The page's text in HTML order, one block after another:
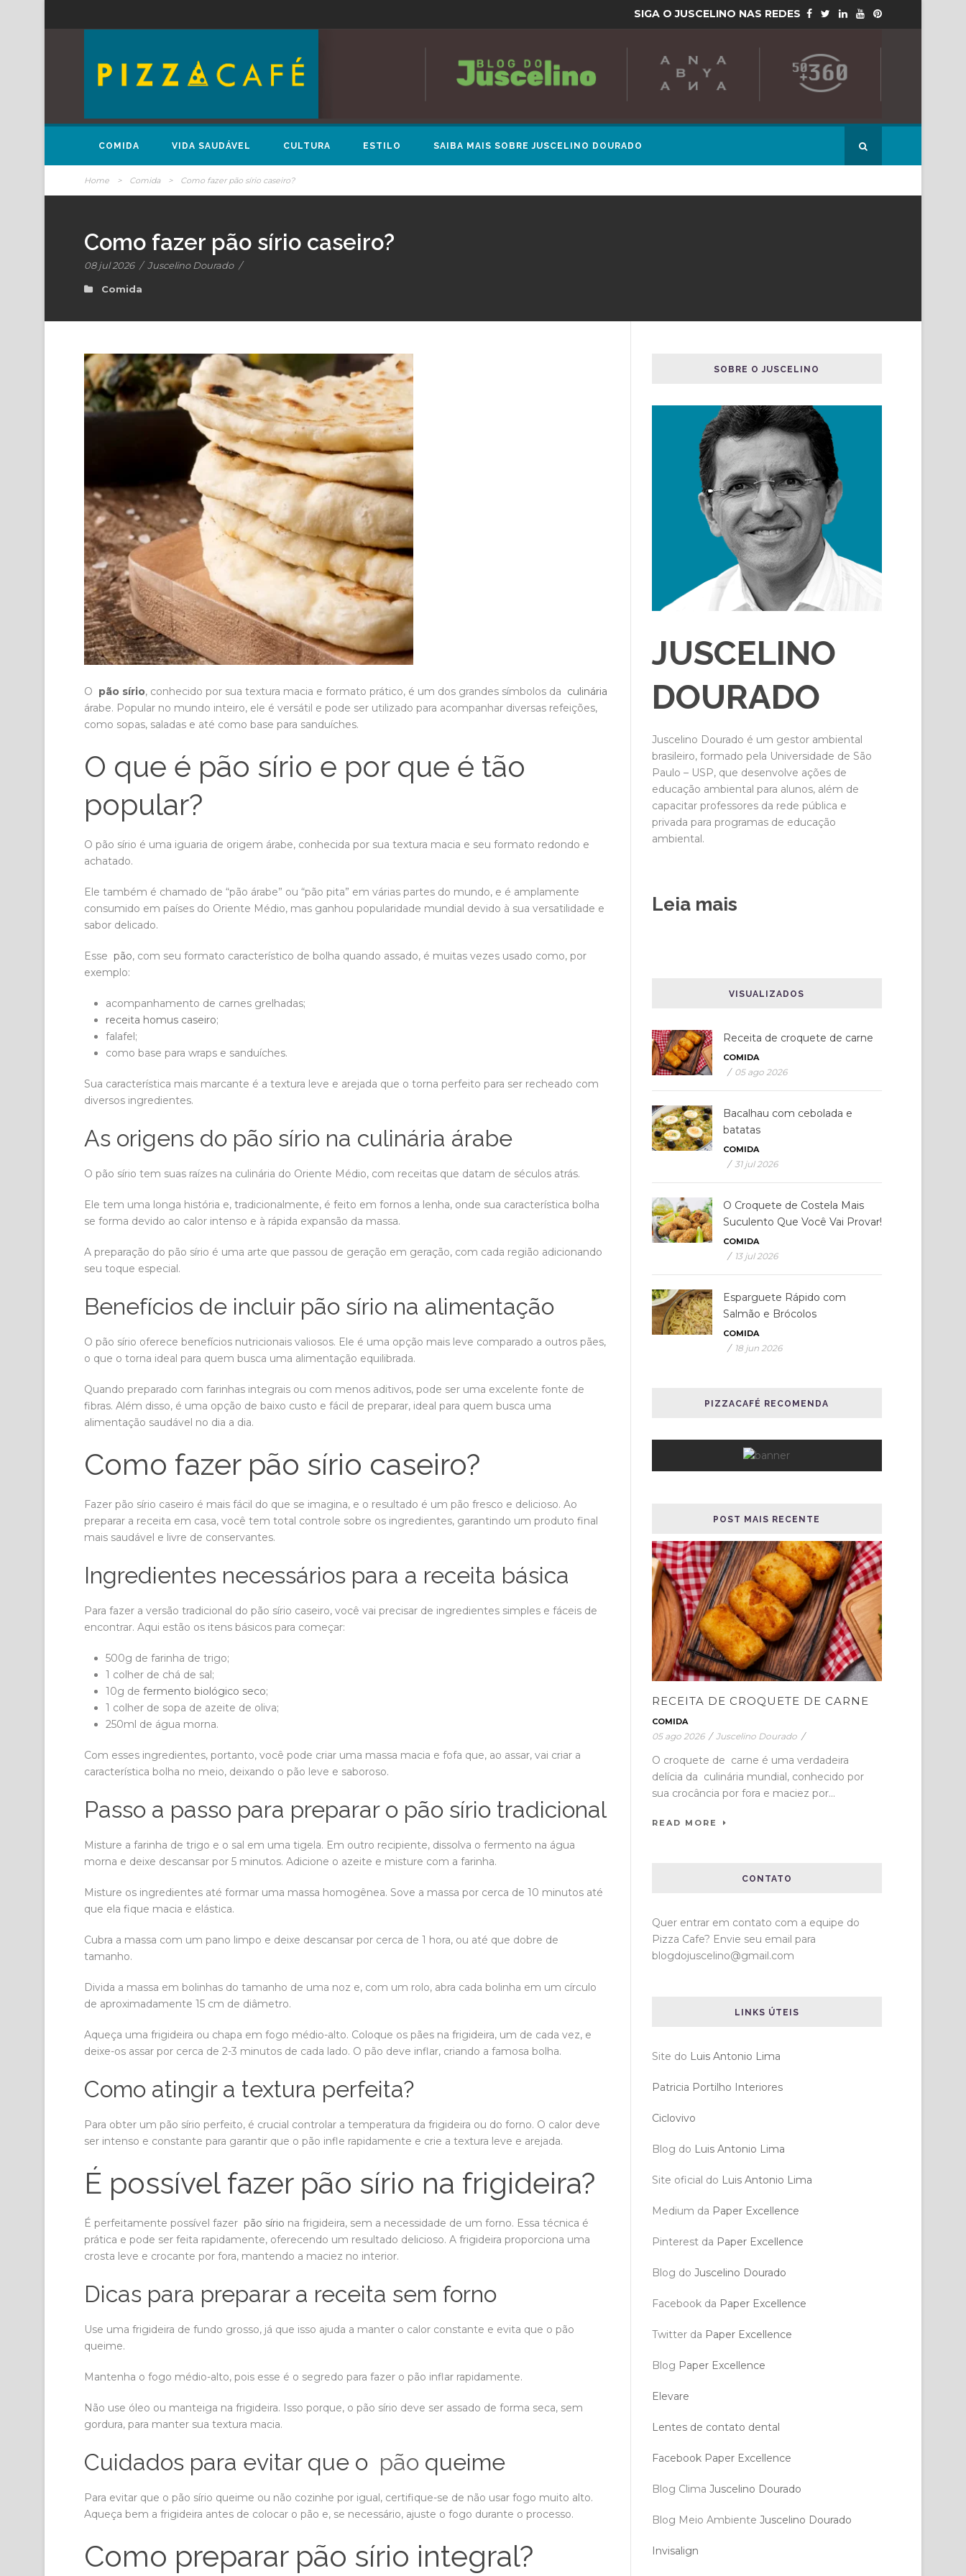
SIGA O JUSCELINO NAS REDES
COMIDA VIDA SAUDÁVEL CULTURA ESTILO SAIBA MAIS SOBRE JUSCELINO DOURADO
Home > Comida > Como fazer pão sírio caseiro?
Como fazer pão sírio caseiro?
08 jul 2026 / Juscelino Dourado /
Comida
O pão sírio, conhecido por sua textura macia e formato prático, é um dos grandes símbolos da culinária
árabe. Popular no mundo inteiro, ele é versátil e pode ser utilizado para acompanhar diversas refeições,
como sopas, saladas e até como base para sanduíches.
O que é pão sírio e por que é tão
popular?
O pão sírio é uma iguaria de origem árabe, conhecida por sua textura macia e seu formato redondo e
achatado.
Ele também é chamado de “pão árabe” ou “pão pita” em várias partes do mundo, e é amplamente
consumido em países do Oriente Médio, mas ganhou popularidade mundial devido à sua versatilidade e
sabor delicado.
Esse pão, com seu formato característico de bolha quando assado, é muitas vezes usado como, por
exemplo:
acompanhamento de carnes grelhadas;
receita homus caseiro;
falafel;
como base para wraps e sanduíches.
Sua característica mais marcante é a textura leve e arejada que o torna perfeito para ser recheado com
diversos ingredientes.
As origens do pão sírio na culinária árabe
O pão sírio tem suas raízes na culinária do Oriente Médio, com receitas que datam de séculos atrás.
Ele tem uma longa história e, tradicionalmente, é feito em fornos a lenha, onde sua característica bolha
se forma devido ao calor intenso e à rápida expansão da massa.
A preparação do pão sírio é uma arte que passou de geração em geração, com cada região adicionando
seu toque especial.
Benefícios de incluir pão sírio na alimentação
O pão sírio oferece benefícios nutricionais valiosos. Ele é uma opção mais leve comparado a outros pães,
o que o torna ideal para quem busca uma alimentação equilibrada.
Quando preparado com farinhas integrais ou com menos aditivos, pode ser uma excelente fonte de
fibras. Além disso, é uma opção de baixo custo e fácil de preparar, ideal para quem busca uma
alimentação saudável no dia a dia.
Como fazer pão sírio caseiro?
Fazer pão sírio caseiro é mais fácil do que se imagina, e o resultado é um pão fresco e delicioso. Ao
preparar a receita em casa, você tem total controle sobre os ingredientes, garantindo um produto final
mais saudável e livre de conservantes.
Ingredientes necessários para a receita básica
Para fazer a versão tradicional do pão sírio caseiro, você vai precisar de ingredientes simples e fáceis de
encontrar. Aqui estão os itens básicos para começar:
500g de farinha de trigo;
1 colher de chá de sal;
10g de fermento biológico seco;
1 colher de sopa de azeite de oliva;
250ml de água morna.
Com esses ingredientes, portanto, você pode criar uma massa macia e fofa que, ao assar, vai criar a
característica bolha no meio, deixando o pão leve e saboroso.
Passo a passo para preparar o pão sírio tradicional
Misture a farinha de trigo e o sal em uma tigela. Em outro recipiente, dissolva o fermento na água
morna e deixe descansar por 5 minutos. Adicione o azeite e misture com a farinha.
Misture os ingredientes até formar uma massa homogênea. Sove a massa por cerca de 10 minutos até
que ela fique macia e elástica.
Cubra a massa com um pano limpo e deixe descansar por cerca de 1 hora, ou até que dobre de
tamanho.
Divida a massa em bolinhas do tamanho de uma noz e, com um rolo, abra cada bolinha em um círculo
de aproximadamente 15 cm de diâmetro.
Aqueça uma frigideira ou chapa em fogo médio-alto. Coloque os pães na frigideira, um de cada vez, e
deixe-os assar por cerca de 2-3 minutos de cada lado. O pão deve inflar, criando a famosa bolha.
Como atingir a textura perfeita?
Para obter um pão sírio perfeito, é crucial controlar a temperatura da frigideira ou do forno. O calor deve
ser intenso e constante para garantir que o pão infle rapidamente e crie a textura leve e arejada.
É possível fazer pão sírio na frigideira?
É perfeitamente possível fazer pão sírio na frigideira, sem a necessidade de um forno. Essa técnica é
prática e pode ser feita rapidamente, oferecendo um resultado delicioso. A frigideira proporciona uma
crosta leve e crocante por fora, mantendo a maciez no interior.
Dicas para preparar a receita sem forno
Use uma frigideira de fundo grosso, já que isso ajuda a manter o calor constante e evita que o pão
queime.
Mantenha o fogo médio-alto, pois esse é o segredo para fazer o pão inflar rapidamente.
Não use óleo ou manteiga na frigideira. Isso porque, o pão sírio deve ser assado de forma seca, sem
gordura, para manter sua textura macia.
Cuidados para evitar que o pão queime
Para evitar que o pão sírio queime ou não cozinhe por igual, certifique-se de não usar fogo muito alto.
Aqueça bem a frigideira antes de colocar o pão e, se necessário, ajuste o fogo durante o processo.
Como preparar pão sírio integral?
SOBRE O JUSCELINO
JUSCELINO
DOURADO
Juscelino Dourado é um gestor ambiental
brasileiro, formado pela Universidade de São
Paulo – USP, que desenvolve ações de
educação ambiental para alunos, além de
capacitar professores da rede pública e
privada para programas de educação
ambiental.
Leia mais
VISUALIZADOS
Receita de croquete de carne
COMIDA
/ 05 ago 2026
Bacalhau com cebolada e
batatas
COMIDA
/ 31 jul 2026
O Croquete de Costela Mais
Suculento Que Você Vai Provar!
COMIDA
/ 13 jul 2026
Esparguete Rápido com
Salmão e Brócolos
COMIDA
/ 18 jun 2026
PIZZACAFÉ RECOMENDA
POST MAIS RECENTE
RECEITA DE CROQUETE DE CARNE
COMIDA
05 ago 2026 / Juscelino Dourado /
O croquete de carne é uma verdadeira
delícia da culinária mundial, conhecido por
sua crocância por fora e maciez por...
READ MORE
CONTATO
Quer entrar em contato com a equipe do
Pizza Cafe? Envie seu email para
blogdojuscelino@gmail.com
LINKS ÚTEIS
Site do Luis Antonio Lima
Patricia Portilho Interiores
Ciclovivo
Blog do Luis Antonio Lima
Site oficial do Luis Antonio Lima
Medium da Paper Excellence
Pinterest da Paper Excellence
Blog do Juscelino Dourado
Facebook da Paper Excellence
Twitter da Paper Excellence
Blog Paper Excellence
Elevare
Lentes de contato dental
Facebook Paper Excellence
Blog Clima Juscelino Dourado
Blog Meio Ambiente Juscelino Dourado
Invisalign